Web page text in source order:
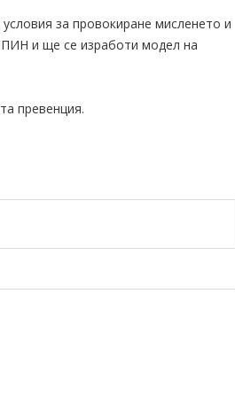
за провокиране мисленето и
и ще се изработи модел на
превенция.